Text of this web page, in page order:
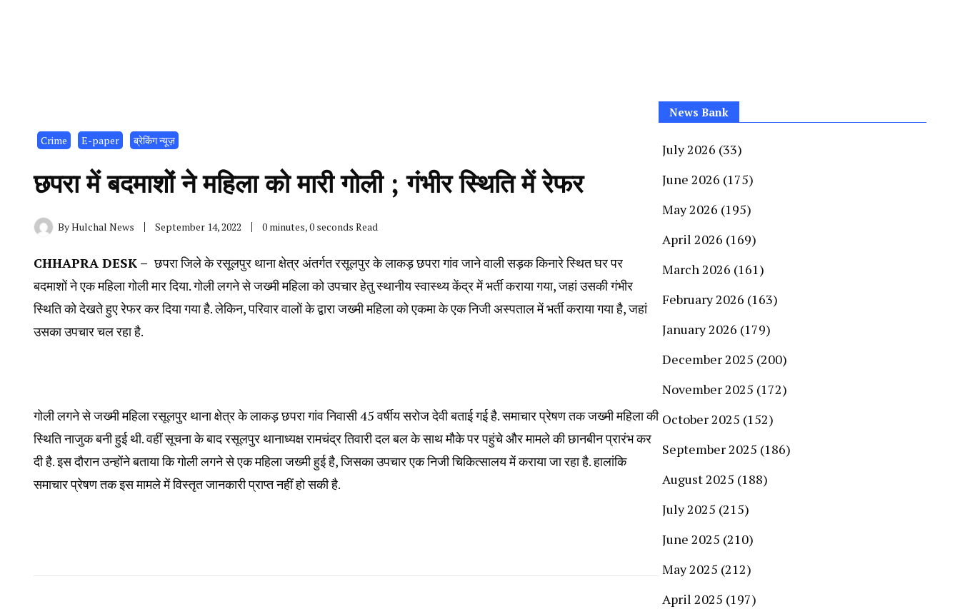
Crime E-paper ब्रेकिंग न्यूज़
छपरा में बदमाशों ने महिला को मारी गोली ; गंभीर स्थिति में रेफर
ByHulchal News September 14, 2022 0 minutes, 0 seconds Read
CHHAPRA DESK –छपरा जिले के रसूलपुर थाना क्षेत्र अंतर्गत रसूलपुर के लाकड़ छपरा गांव जाने वाली सड़क किनारे स्थित घर पर
बदमाशों ने एक महिला गोली मार दिया. गोली लगने से जख्मी महिला को उपचार हेतु स्थानीय स्वास्थ्य केंद्र में भर्ती कराया गया, जहां उसकी गंभीर
स्थिति को देखते हुए रेफर कर दिया गया है. लेकिन, परिवार वालों के द्वारा जख्मी महिला को एकमा के एक निजी अस्पताल में भर्ती कराया गया है, जहां
उसका उपचार चल रहा है.
गोली लगने से जख्मी महिला रसूलपुर थाना क्षेत्र के लाकड़ छपरा गांव निवासी 45 वर्षीय सरोज देवी बताई गई है. समाचार प्रेषण तक जख्मी महिला की
स्थिति नाजुक बनी हुई थी. वहीं सूचना के बाद रसूलपुर थानाध्यक्ष रामचंद्र तिवारी दल बल के साथ मौके पर पहुंचे और मामले की छानबीन प्रारंभ कर
दी है. इस दौरान उन्होंने बताया कि गोली लगने से एक महिला जख्मी हुई है, जिसका उपचार एक निजी चिकित्सालय में कराया जा रहा है. हालांकि
समाचार प्रेषण तक इस मामले में विस्तृत जानकारी प्राप्त नहीं हो सकी है.
News Bank
July 2026 (33)
June 2026 (175)
May 2026 (195)
April 2026 (169)
March 2026 (161)
February 2026 (163)
January 2026 (179)
December 2025 (200)
November 2025 (172)
October 2025 (152)
September 2025 (186)
August 2025 (188)
July 2025 (215)
June 2025 (210)
May 2025 (212)
April 2025 (197)